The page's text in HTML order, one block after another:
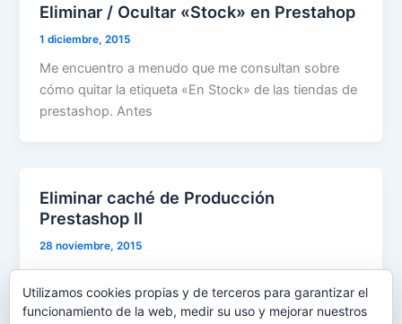
Eliminar / Ocultar «Stock» en Prestahop
1 diciembre, 2015
Me encuentro a menudo que me consultan sobre
cómo quitar la etiqueta «En Stock» de las tiendas de
prestashop. Antes
Eliminar caché de Producción
Prestashop II
28 noviembre, 2015
Muchas cosas han cambiado en Prestashop desde
que lo vengo utilizando. A raíz de un comentario en
un post antiguo
Utilizamos cookies propias y de terceros para garantizar el
funcionamiento de la web, medir su uso y mejorar nuestros